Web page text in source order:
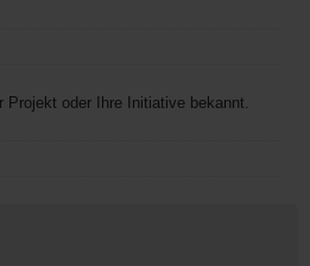
Projekt oder Ihre Initiative bekannt.